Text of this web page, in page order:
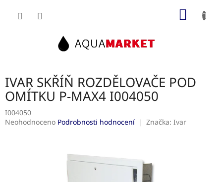
IVAR SKŘÍŇ ROZDĚLOVAČE POD
OMÍTKU P-MAX4 I004050
I004050
Průměrné
Neohodnoceno Podrobnosti hodnocení Značka: Ivar